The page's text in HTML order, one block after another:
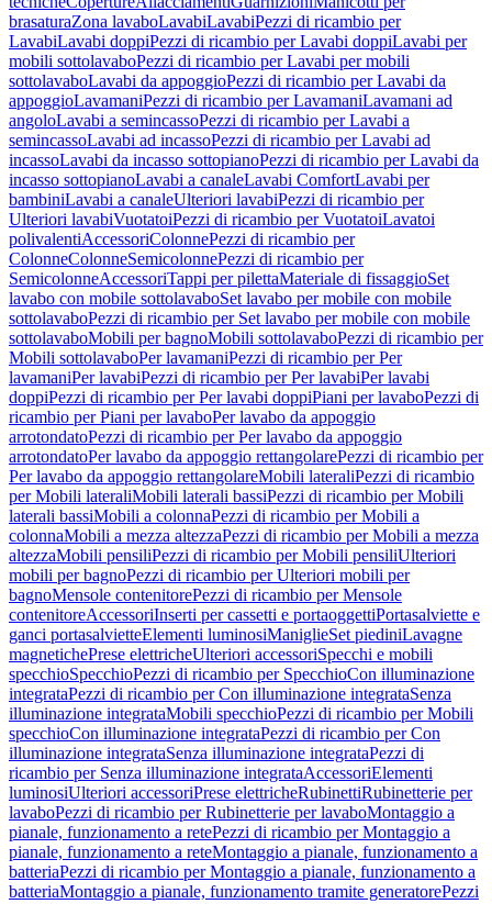
brasaturaZona lavaboLavabiLavabiPezzi di ricambio per
LavabiLavabi doppiPezzi di ricambio per Lavabi doppiLavabi per
mobili sottolavaboPezzi di ricambio per Lavabi per mobili
sottolavaboLavabi da appoggioPezzi di ricambio per Lavabi da
appoggioLavamaniPezzi di ricambio per LavamaniLavamani ad
angoloLavabi a semincassoPezzi di ricambio per Lavabi a
semincassoLavabi ad incassoPezzi di ricambio per Lavabi ad
incassoLavabi da incasso sottopianoPezzi di ricambio per Lavabi da
incasso sottopianoLavabi a canaleLavabi ComfortLavabi per
bambiniLavabi a canaleUlteriori lavabiPezzi di ricambio per
Ulteriori lavabiVuotatoiPezzi di ricambio per VuotatoiLavatoi
polivalentiAccessoriColonnePezzi di ricambio per
ColonneColonneSemicolonnePezzi di ricambio per
SemicolonneAccessoriTappi per pilettaMateriale di fissaggioSet
lavabo con mobile sottolavaboSet lavabo per mobile con mobile
sottolavaboPezzi di ricambio per Set lavabo per mobile con mobile
sottolavaboMobili per bagnoMobili sottolavaboPezzi di ricambio per
Mobili sottolavaboPer lavamaniPezzi di ricambio per Per
lavamaniPer lavabiPezzi di ricambio per Per lavabiPer lavabi
doppiPezzi di ricambio per Per lavabi doppiPiani per lavaboPezzi di
ricambio per Piani per lavaboPer lavabo da appoggio
arrotondatoPezzi di ricambio per Per lavabo da appoggio
arrotondatoPer lavabo da appoggio rettangolarePezzi di ricambio per
Per lavabo da appoggio rettangolareMobili lateraliPezzi di ricambio
per Mobili lateraliMobili laterali bassiPezzi di ricambio per Mobili
laterali bassiMobili a colonnaPezzi di ricambio per Mobili a
colonnaMobili a mezza altezzaPezzi di ricambio per Mobili a mezza
altezzaMobili pensiliPezzi di ricambio per Mobili pensiliUlteriori
mobili per bagnoPezzi di ricambio per Ulteriori mobili per
bagnoMensole contenitorePezzi di ricambio per Mensole
contenitoreAccessoriInserti per cassetti e portaoggettiPortasalviette e
ganci portasalvietteElementi luminosiManiglieSet piediniLavagne
magnetichePrese elettricheUlteriori accessoriSpecchi e mobili
specchioSpecchioPezzi di ricambio per SpecchioCon illuminazione
integrataPezzi di ricambio per Con illuminazione integrataSenza
illuminazione integrataMobili specchioPezzi di ricambio per Mobili
specchioCon illuminazione integrataPezzi di ricambio per Con
illuminazione integrataSenza illuminazione integrataPezzi di
ricambio per Senza illuminazione integrataAccessoriElementi
luminosiUlteriori accessoriPrese elettricheRubinettiRubinetterie per
lavaboPezzi di ricambio per Rubinetterie per lavaboMontaggio a
pianale, funzionamento a retePezzi di ricambio per Montaggio a
pianale, funzionamento a reteMontaggio a pianale, funzionamento a
batteriaPezzi di ricambio per Montaggio a pianale, funzionamento a
batteriaMontaggio a pianale, funzionamento tramite generatorePezzi